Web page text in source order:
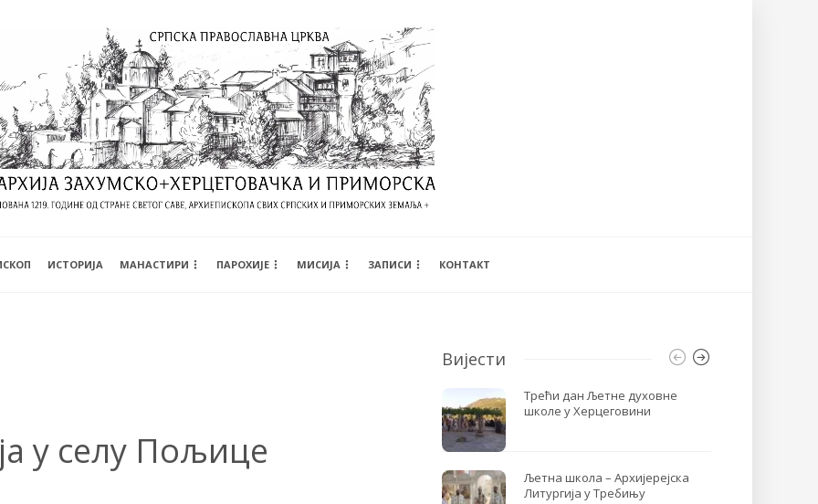
ИСТОРИЈА МАНАСТИРИ ПАРОХИЈЕ МИСИЈА ЗАПИСИ КОНТАКТ
у селу Пољице
Вијести
Трећи дан Љетне духовне
школе у Херцеговини
Љетна школа – Архијерејска
Литургија у Требињу